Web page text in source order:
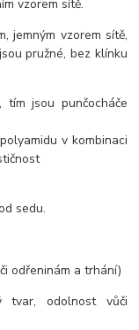
vzorem sítě.
jemným vzorem sítě,
pružné, bez klínku
jsou punčocháče
v kombinaci
sedu.
odřeninám a trhání)
tvar, odolnost vůči